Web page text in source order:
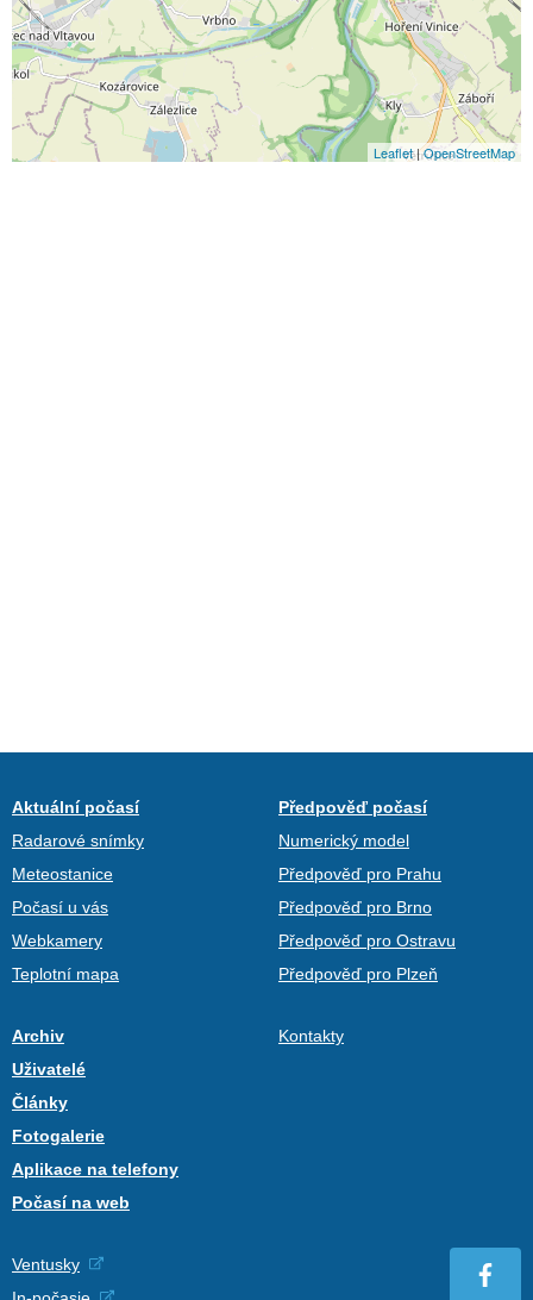
Leaflet|OpenStreetMap
Aktuální počasí
Radarové snímky
Meteostanice
Počasí u vás
Webkamery
Teplotní mapa
Předpověď počasí
Numerický model
Předpověď pro Prahu
Předpověď pro Brno
Předpověď pro Ostravu
Předpověď pro Plzeň
Archiv
Uživatelé
Články
Fotogalerie
Aplikace na telefony
Počasí na web
Kontakty
Ventusky